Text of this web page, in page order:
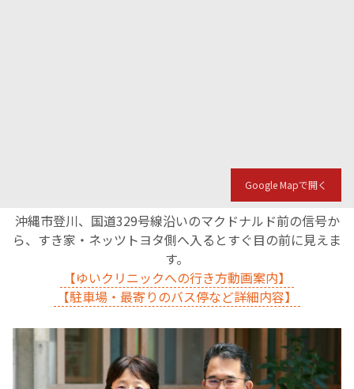
Google Mapで開く
沖縄市登川、国道329号線沿いのマクドナルド前の信号か
ら、すき家・ネッツトヨタ側へ入るとすぐ目の前に見えま
す。
【ゆいクリニックへの行き方動画案内】
【駐車場・最寄りのバス停など詳細内容】